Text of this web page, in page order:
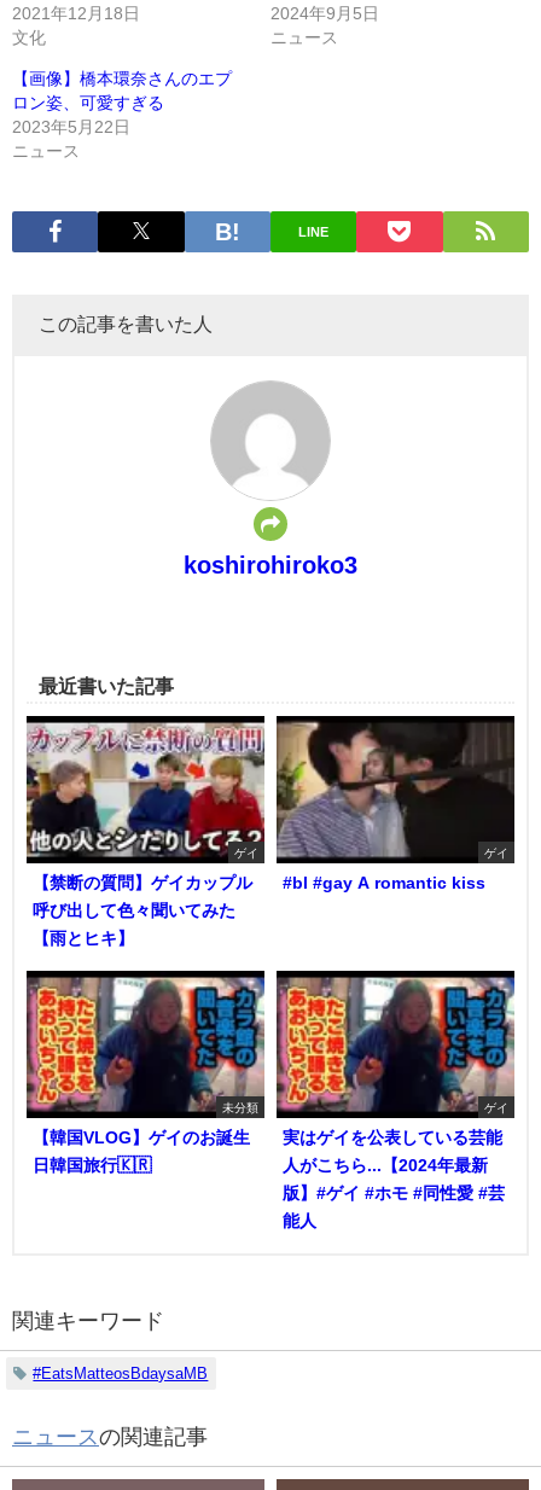
2021年12月18日
文化
2024年9月5日
ニュース
【画像】橋本環奈さんのエプ
ロン姿、可愛すぎる
2023年5月22日
ニュース
LINE
この記事を書いた人
koshirohiroko3
最近書いた記事
ゲイ
【禁断の質問】ゲイカップル
呼び出して色々聞いてみた
【雨とヒキ】
ゲイ
#bl #gay A romantic kiss
未分類
【韓国VLOG】ゲイのお誕生
日韓国旅行🇰🇷
ゲイ
実はゲイを公表している芸能
人がこちら...【2024年最新
版】#ゲイ #ホモ #同性愛 #芸
能人
関連キーワード
#EatsMatteosBdaysaMB
ニュースの関連記事